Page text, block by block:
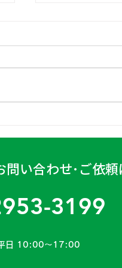
問い合わせ･ご依頼
3199
日 10:00〜17:00